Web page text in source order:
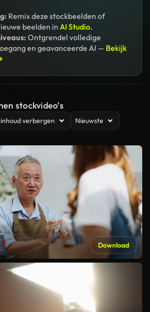
Remix deze stockbeelden of
beelden in AI Studio.
Ontgrendel volledige
en geavanceerde AI — Bekijk
stockvideo’s
verbergen Nieuwste
Download